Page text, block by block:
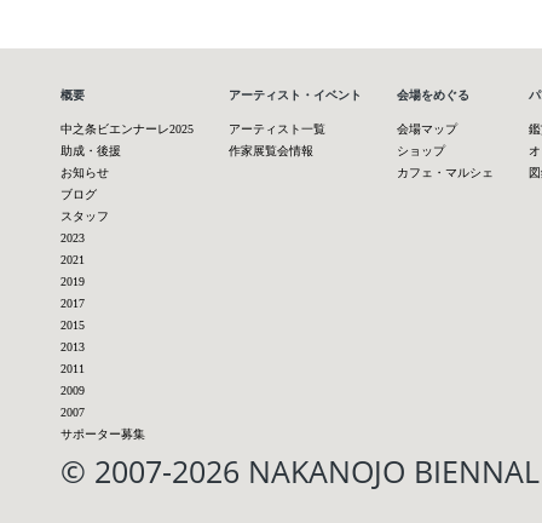
概要
中之条ビエンナーレ2025
助成・後援
お知らせ
ブログ
スタッフ
2023
2021
2019
2017
2015
2013
2011
2009
2007
サポーター募集
アーティスト・イベント
アーティスト一覧
作家展覧会情報
会場をめぐる
会場マップ
ショップ
カフェ・マルシェ
© 2007-2026 NAKANOJO